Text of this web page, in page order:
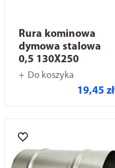
Rura kominowa
dymowa stalowa
0,5 130X250
Do koszyka
19,45 zł